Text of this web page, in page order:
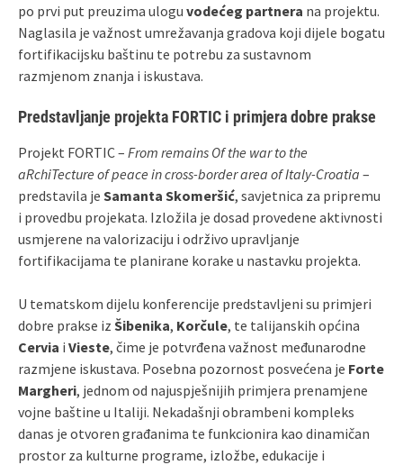
po prvi put preuzima ulogu vodećeg partnera na projektu.
Naglasila je važnost umrežavanja gradova koji dijele bogatu
fortifikacijsku baštinu te potrebu za sustavnom
razmjenom znanja i iskustava.
Predstavljanje projekta FORTIC i primjera dobre prakse
Projekt FORTIC – From remains Of the war to the
aRchiTecture of peace in cross-border area of Italy-Croatia –
predstavila je Samanta Skomeršić, savjetnica za pripremu
i provedbu projekata. Izložila je dosad provedene aktivnosti
usmjerene na valorizaciju i održivo upravljanje
fortifikacijama te planirane korake u nastavku projekta.
U tematskom dijelu konferencije predstavljeni su primjeri
dobre prakse iz Šibenika, Korčule, te talijanskih općina
Cervia i Vieste, čime je potvrđena važnost međunarodne
razmjene iskustava. Posebna pozornost posvećena je Forte
Margheri, jednom od najuspješnijih primjera prenamjene
vojne baštine u Italiji. Nekadašnji obrambeni kompleks
danas je otvoren građanima te funkcionira kao dinamičan
prostor za kulturne programe, izložbe, edukacije i